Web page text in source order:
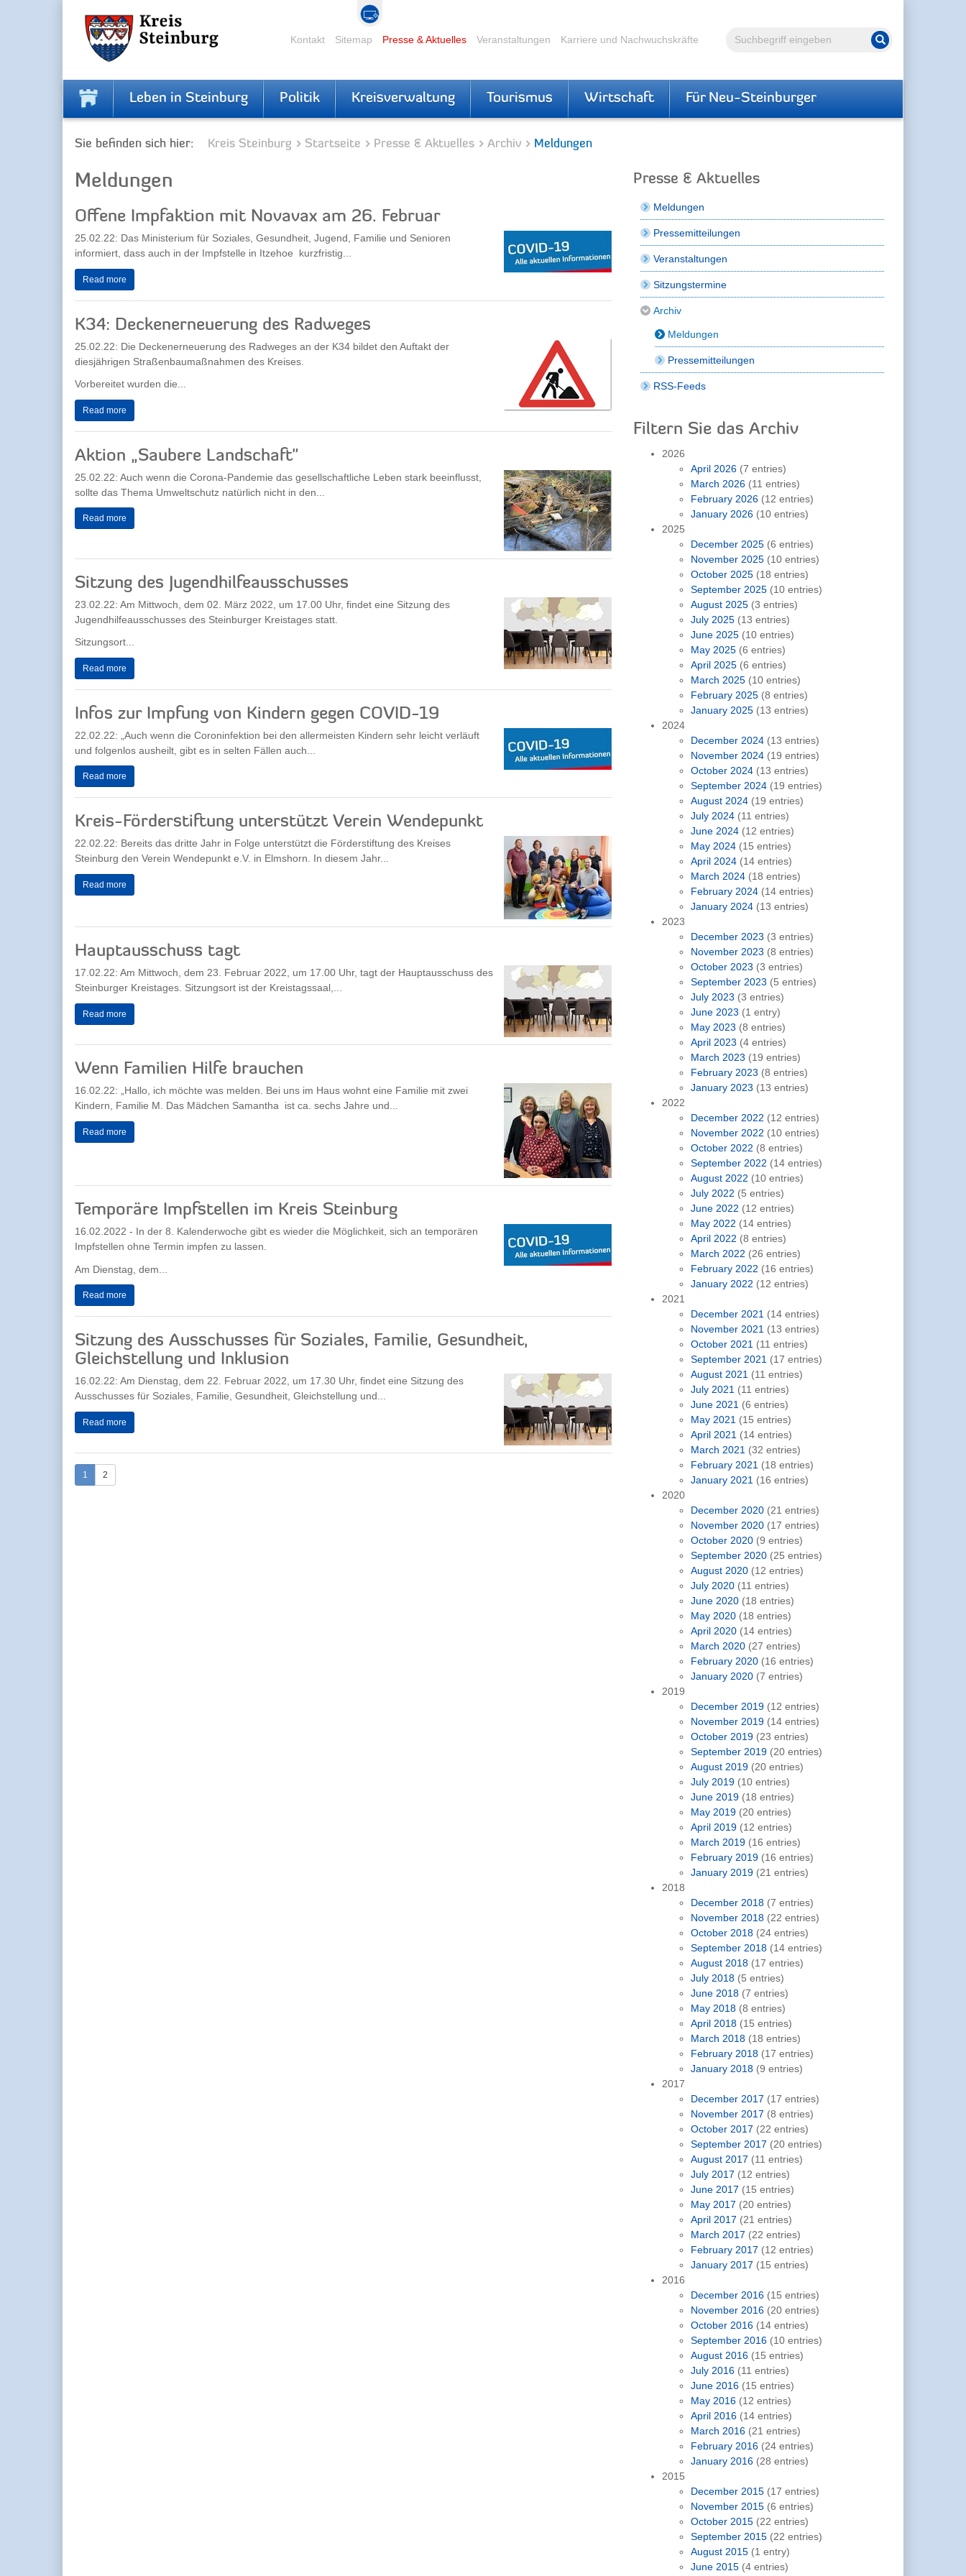
Volltextsuche Suche starten
Kontakt Sitemap Presse & Aktuelles Veranstaltungen Karriere und Nachwuchskräfte
Leben in Steinburg Politik Kreisverwaltung Tourismus Wirtschaft Für Neu-Steinburger
Sie befinden sich hier: Kreis Steinburg Startseite Presse & Aktuelles Archiv Meldungen
Meldungen
Offene Impfaktion mit Novavax am 26. Februar
25.02.22: Das Ministerium für Soziales, Gesundheit, Jugend, Familie und Senioren
informiert, dass auch in der Impfstelle in Itzehoe kurzfristig...
Read more
K34: Deckenerneuerung des Radweges
25.02.22: Die Deckenerneuerung des Radweges an der K34 bildet den Auftakt der
diesjährigen Straßenbaumaßnahmen des Kreises.
Vorbereitet wurden die...
Read more
Aktion „Saubere Landschaft"
25.02.22: Auch wenn die Corona-Pandemie das gesellschaftliche Leben stark beeinflusst,
sollte das Thema Umweltschutz natürlich nicht in den...
Read more
Sitzung des Jugendhilfeausschusses
23.02.22: Am Mittwoch, dem 02. März 2022, um 17.00 Uhr, findet eine Sitzung des
Jugendhilfeausschusses des Steinburger Kreistages statt.
Sitzungsort...
Read more
Infos zur Impfung von Kindern gegen COVID-19
22.02.22: „Auch wenn die Coroninfektion bei den allermeisten Kindern sehr leicht verläuft
und folgenlos ausheilt, gibt es in selten Fällen auch...
Read more
Kreis-Förderstiftung unterstützt Verein Wendepunkt
22.02.22: Bereits das dritte Jahr in Folge unterstützt die Förderstiftung des Kreises
Steinburg den Verein Wendepunkt e.V. in Elmshorn. In diesem Jahr...
Read more
Hauptausschuss tagt
17.02.22: Am Mittwoch, dem 23. Februar 2022, um 17.00 Uhr, tagt der Hauptausschuss des
Steinburger Kreistages. Sitzungsort ist der Kreistagssaal,...
Read more
Wenn Familien Hilfe brauchen
16.02.22: „Hallo, ich möchte was melden. Bei uns im Haus wohnt eine Familie mit zwei
Kindern, Familie M. Das Mädchen Samantha ist ca. sechs Jahre und...
Read more
Temporäre Impfstellen im Kreis Steinburg
16.02.2022 - In der 8. Kalenderwoche gibt es wieder die Möglichkeit, sich an temporären
Impfstellen ohne Termin impfen zu lassen.
Am Dienstag, dem...
Read more
Sitzung des Ausschusses für Soziales, Familie, Gesundheit,
Gleichstellung und Inklusion
16.02.22: Am Dienstag, dem 22. Februar 2022, um 17.30 Uhr, findet eine Sitzung des
Ausschusses für Soziales, Familie, Gesundheit, Gleichstellung und...
Read more
1 2
Presse & Aktuelles
Meldungen
Pressemitteilungen
Veranstaltungen
Sitzungstermine
Archiv
Meldungen
Pressemitteilungen
RSS-Feeds
Filtern Sie das Archiv
2026
April 2026 (7 entries)
March 2026 (11 entries)
February 2026 (12 entries)
January 2026 (10 entries)
2025
December 2025 (6 entries)
November 2025 (10 entries)
October 2025 (18 entries)
September 2025 (10 entries)
August 2025 (3 entries)
July 2025 (13 entries)
June 2025 (10 entries)
May 2025 (6 entries)
April 2025 (6 entries)
March 2025 (10 entries)
February 2025 (8 entries)
January 2025 (13 entries)
2024
December 2024 (13 entries)
November 2024 (19 entries)
October 2024 (13 entries)
September 2024 (19 entries)
August 2024 (19 entries)
July 2024 (11 entries)
June 2024 (12 entries)
May 2024 (15 entries)
April 2024 (14 entries)
March 2024 (18 entries)
February 2024 (14 entries)
January 2024 (13 entries)
2023
December 2023 (3 entries)
November 2023 (8 entries)
October 2023 (3 entries)
September 2023 (5 entries)
July 2023 (3 entries)
June 2023 (1 entry)
May 2023 (8 entries)
April 2023 (4 entries)
March 2023 (19 entries)
February 2023 (8 entries)
January 2023 (13 entries)
2022
December 2022 (12 entries)
November 2022 (10 entries)
October 2022 (8 entries)
September 2022 (14 entries)
August 2022 (10 entries)
July 2022 (5 entries)
June 2022 (12 entries)
May 2022 (14 entries)
April 2022 (8 entries)
March 2022 (26 entries)
February 2022 (16 entries)
January 2022 (12 entries)
2021
December 2021 (14 entries)
November 2021 (13 entries)
October 2021 (11 entries)
September 2021 (17 entries)
August 2021 (11 entries)
July 2021 (11 entries)
June 2021 (6 entries)
May 2021 (15 entries)
April 2021 (14 entries)
March 2021 (32 entries)
February 2021 (18 entries)
January 2021 (16 entries)
2020
December 2020 (21 entries)
November 2020 (17 entries)
October 2020 (9 entries)
September 2020 (25 entries)
August 2020 (12 entries)
July 2020 (11 entries)
June 2020 (18 entries)
May 2020 (18 entries)
April 2020 (14 entries)
March 2020 (27 entries)
February 2020 (16 entries)
January 2020 (7 entries)
2019
December 2019 (12 entries)
November 2019 (14 entries)
October 2019 (23 entries)
September 2019 (20 entries)
August 2019 (20 entries)
July 2019 (10 entries)
June 2019 (18 entries)
May 2019 (20 entries)
April 2019 (12 entries)
March 2019 (16 entries)
February 2019 (16 entries)
January 2019 (21 entries)
2018
December 2018 (7 entries)
November 2018 (22 entries)
October 2018 (24 entries)
September 2018 (14 entries)
August 2018 (17 entries)
July 2018 (5 entries)
June 2018 (7 entries)
May 2018 (8 entries)
April 2018 (15 entries)
March 2018 (18 entries)
February 2018 (17 entries)
January 2018 (9 entries)
2017
December 2017 (17 entries)
November 2017 (8 entries)
October 2017 (22 entries)
September 2017 (20 entries)
August 2017 (11 entries)
July 2017 (12 entries)
June 2017 (15 entries)
May 2017 (20 entries)
April 2017 (21 entries)
March 2017 (22 entries)
February 2017 (12 entries)
January 2017 (15 entries)
2016
December 2016 (15 entries)
November 2016 (20 entries)
October 2016 (14 entries)
September 2016 (10 entries)
August 2016 (15 entries)
July 2016 (11 entries)
June 2016 (15 entries)
May 2016 (12 entries)
April 2016 (14 entries)
March 2016 (21 entries)
February 2016 (24 entries)
January 2016 (28 entries)
2015
December 2015 (17 entries)
November 2015 (6 entries)
October 2015 (22 entries)
September 2015 (22 entries)
August 2015 (1 entry)
June 2015 (4 entries)